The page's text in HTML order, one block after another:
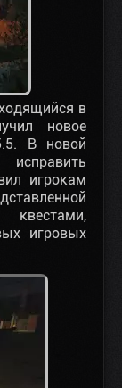
в
новое
В новой
исправить
игрокам
игровых